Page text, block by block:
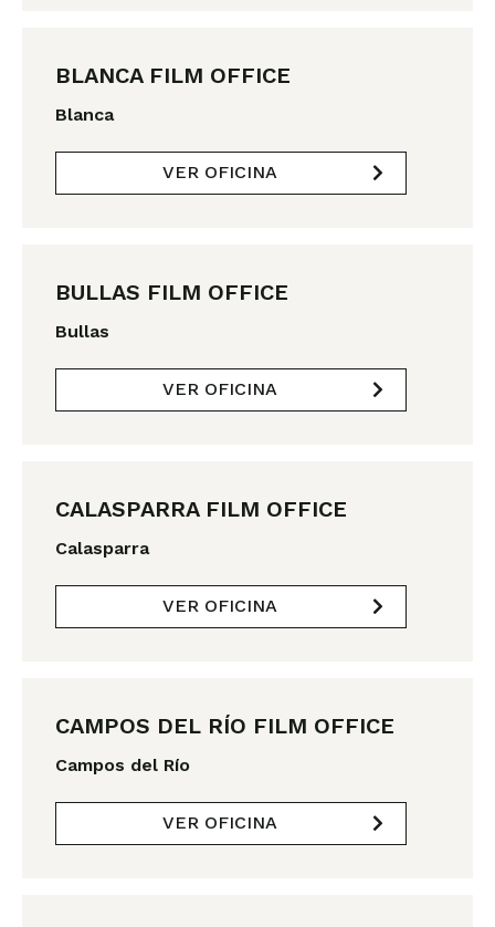
BLANCA FILM OFFICE
Blanca
VER OFICINA
BULLAS FILM OFFICE
Bullas
VER OFICINA
CALASPARRA FILM OFFICE
Calasparra
VER OFICINA
CAMPOS DEL RÍO FILM OFFICE
Campos del Río
VER OFICINA